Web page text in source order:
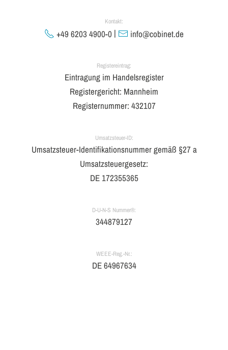
Kontakt:
+49 6203 4900-0 | info@cobinet.de
Registereintrag:
Eintragung im Handelsregister
Registergericht: Mannheim
Registernummer: 432107
Umsatzsteuer-ID:
Umsatzsteuer-Identifikationsnummer gemäß §27 a
Umsatzsteuergesetz:
DE 172355365
D-U-N-S Nummer®:
344879127
WEEE-Reg.-Nr.:
DE 64967634